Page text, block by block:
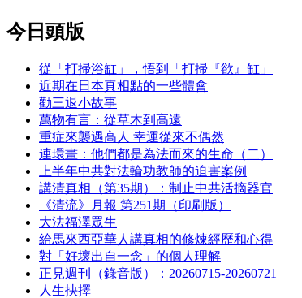
今日頭版
從「打掃浴缸」，悟到「打掃『欲』缸」
近期在日本真相點的一些體會
勸三退小故事
萬物有言：從草木到高遠
重症來襲遇高人 幸運從來不偶然
連環畫：他們都是為法而來的生命（二）
上半年中共對法輪功教師的迫害案例
講清真相（第35期）：制止中共活摘器官
《清流》月報 第251期（印刷版）
大法福澤眾生
給馬來西亞華人講真相的修煉經歷和心得
對「好壞出自一念」的個人理解
正見週刊（錄音版）：20260715-20260721
人生抉擇